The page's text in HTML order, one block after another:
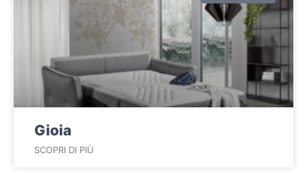
Gioia
SCOPRI DI PIÙ